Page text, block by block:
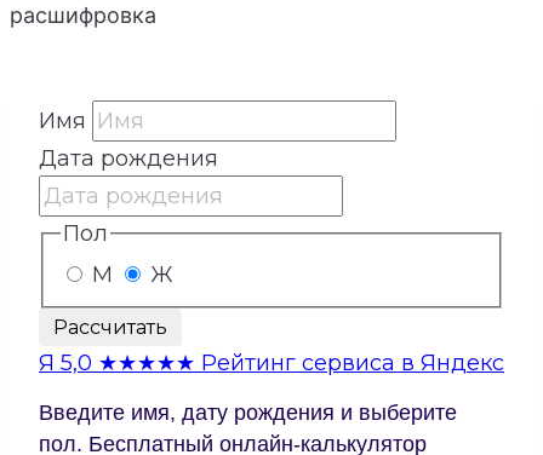
расшифровка
Имя
Дата рождения
Пол
М
Ж
Рассчитать
Я 5,0 ★★★★★ Рейтинг сервиса в Яндекс
Введите имя, дату рождения и выберите
пол. Бесплатный онлайн-калькулятор